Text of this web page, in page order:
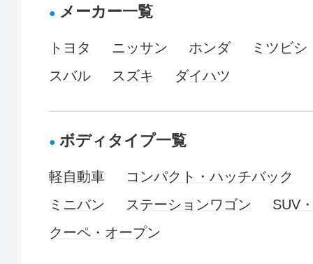
メーカー一覧
トヨタ ニッサン ホンダ
ミツビシ
スバル
スズキ ダイハツ
ボディタイプ一覧
軽自動車
コンパクト・ハッチバック
ミニバン
ステーションワゴン
SUV
クーペ・オープン